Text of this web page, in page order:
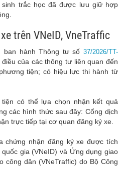
trắc học đã được lưu giữ hợp
trên VNeID, VneTraffic
ban hành Thông tư số 37/2026/TT-
điều của các thông tư liên quan đến
tiện; có hiệu lực thi hành từ
có thể lựa chọn nhận kết quả
các hình thức sau đây: Cổng dịch
trực tiếp tại cơ quan đăng ký xe.
chứng nhận đăng ký xe được tích
gia (VNeID) và Ứng dụng giao
công dân (VNeTraffic) do Bộ Công